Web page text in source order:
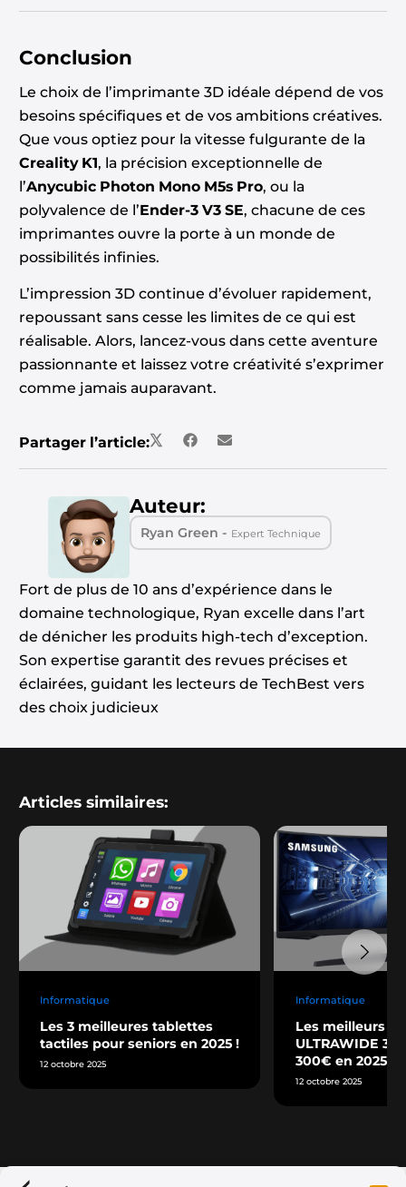
Conclusion
Le choix de l’imprimante 3D idéale dépend de vos
besoins spécifiques et de vos ambitions créatives.
Que vous optiez pour la vitesse fulgurante de la
Creality K1, la précision exceptionnelle de
l’Anycubic Photon Mono M5s Pro, ou la
polyvalence de l’Ender-3 V3 SE, chacune de ces
imprimantes ouvre la porte à un monde de
possibilités infinies.
L’impression 3D continue d’évoluer rapidement,
repoussant sans cesse les limites de ce qui est
réalisable. Alors, lancez-vous dans cette aventure
passionnante et laissez votre créativité s’exprimer
comme jamais auparavant.
Partager l’article:
Auteur:
Ryan Green - Expert Technique
Fort de plus de 10 ans d’expérience dans le
domaine technologique, Ryan excelle dans l’art
de dénicher les produits high-tech d’exception.
Son expertise garantit des revues précises et
éclairées, guidant les lecteurs de TechBest vers
des choix judicieux
Articles similaires:
Informatique
Les 3 meilleures tablettes
tactiles pour seniors en 2025 !
12 octobre 2025
Informatique
Les meilleurs
ULTRAWIDE
300€ en 2025 !
12 octobre 2025